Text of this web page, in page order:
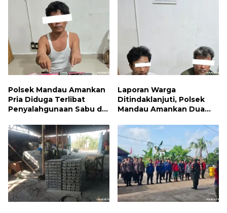
Polsek Mandau Amankan
Pria Diduga Terlibat
Penyalahgunaan Sabu di
Laporan Warga
Ditindaklanjuti, Polsek
Mandau Amankan Dua
Paket Sabu